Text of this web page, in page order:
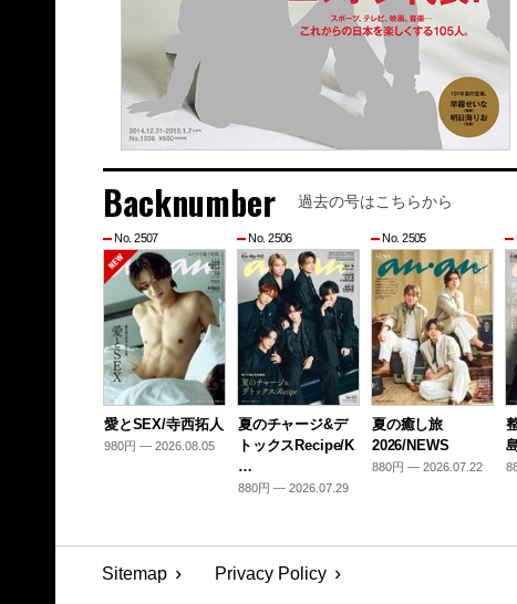
Backnumber 過去の号はこちらから
No. 2507
愛とSEX/寺西拓人
980円 — 2026.08.05
No. 2506
夏のチャージ&デ
トックスRecipe/K
…
880円 — 2026.07.29
No. 2505
夏の癒し旅
2026/NEWS
880円 — 2026.07.22
Sitemap Privacy Policy